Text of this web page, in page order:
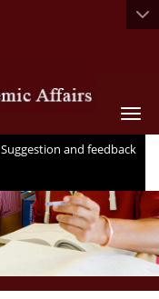
Suggestion and feedback